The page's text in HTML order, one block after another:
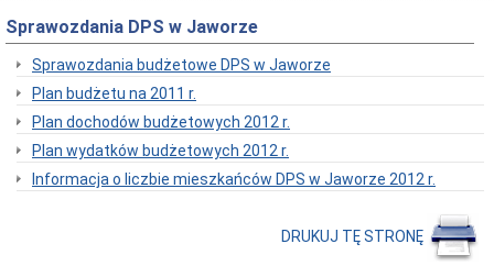
Ośrodka
Nr
XII/65/19
Rady
Powiatu
w
Jaworze
Kadra
Sprawozdania DPS w Jaworze
Sprawozdania budżetowe DPS w Jaworze
Plan budżetu na 2011 r.
Plan dochodów budżetowych 2012 r.
Plan wydatków budżetowych 2012 r.
Informacja o liczbie mieszkańców DPS w Jaworze 2012 r.
DRUKUJ TĘ STRONĘ